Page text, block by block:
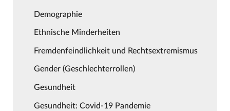
Demographie
Ethnische Minderheiten
Fremdenfeindlichkeit und Rechtsextremismus
Gender (Geschlechterrollen)
Gesundheit
Gesundheit: Covid-19 Pandemie